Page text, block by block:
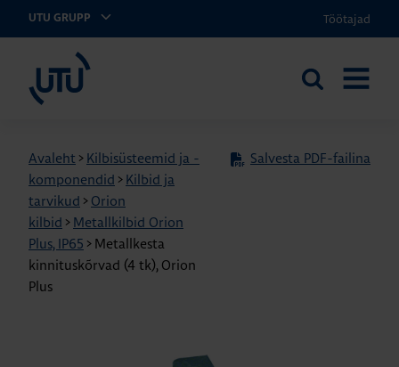
UTU GRUPP Töötajad
Otsi
Avaleht > Kilbisüsteemid ja -
komponendid > Kilbid ja
tarvikud > Orion
kilbid > Metallkilbid Orion
Plus, IP65 > Metallkesta
kinnituskõrvad (4 tk), Orion
Plus
Salvesta PDF-failina